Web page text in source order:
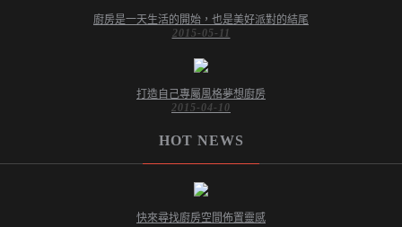
廚房是一天生活的開始，也是美好派對的結尾
2015-05-11
打造自己專屬風格夢想廚房
2015-04-10
HOT NEWS
快來尋找廚房空間佈置靈感